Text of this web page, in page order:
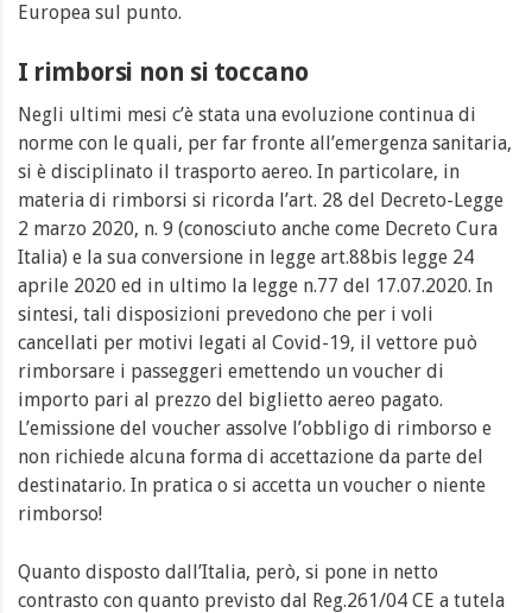
Europea sul punto.
I rimborsi non si toccano
Negli ultimi mesi c’è stata una evoluzione continua di
norme con le quali, per far fronte all’emergenza sanitaria,
si è disciplinato il trasporto aereo. In particolare, in
materia di rimborsi si ricorda l’art. 28 del Decreto-Legge
2 marzo 2020, n. 9 (conosciuto anche come Decreto Cura
Italia) e la sua conversione in legge art.88bis legge 24
aprile 2020 ed in ultimo la legge n.77 del 17.07.2020. In
sintesi, tali disposizioni prevedono che per i voli
cancellati per motivi legati al Covid-19, il vettore può
rimborsare i passeggeri emettendo un voucher di
importo pari al prezzo del biglietto aereo pagato.
L’emissione del voucher assolve l’obbligo di rimborso e
non richiede alcuna forma di accettazione da parte del
destinatario. In pratica o si accetta un voucher o niente
rimborso!
Quanto disposto dall’Italia, però, si pone in netto
contrasto con quanto previsto dal Reg.261/04 CE a tutela